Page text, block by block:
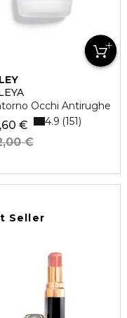
Off
Occhi Antirughe
€
€
4.9 151
Seller